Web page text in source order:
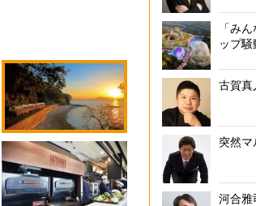
穏やかな八代海に沈む
「み
ップ騒
古賀真
突然マ
河合雅